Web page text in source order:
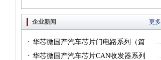
Trion® Titanium FPGA
系列
USB供电的方方面面
企业新闻
更多
...
· 华芯微国产汽车芯片门电路系列（篇
一）
...
· 华芯微国产汽车芯片CAN收发器系列